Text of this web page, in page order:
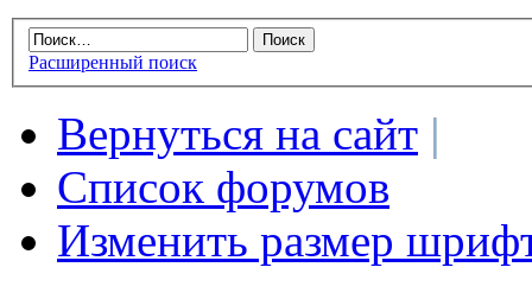
Расширенный поиск
Вернуться на сайт |
Список форумов
Изменить размер